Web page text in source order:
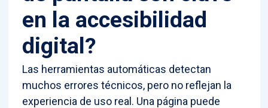
en la accesibilidad
digital?
Las herramientas automáticas detectan
muchos errores técnicos, pero no reflejan la
experiencia de uso real. Una página puede